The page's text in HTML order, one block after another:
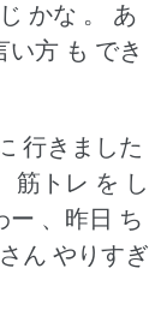
かな 。
あ
方 も でき
行きました
筋トレ を し
ー 、昨日 ち
ん やりすぎ